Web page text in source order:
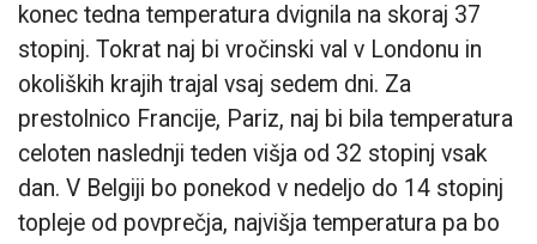
konec tedna temperatura dvignila na skoraj 37
stopinj. Tokrat naj bi vročinski val v Londonu in
okoliških krajih trajal vsaj sedem dni. Za
prestolnico Francije, Pariz, naj bi bila temperatura
celoten naslednji teden višja od 32 stopinj vsak
dan. V Belgiji bo ponekod v nedeljo do 14 stopinj
topleje od povprečja, najvišja temperatura pa bo